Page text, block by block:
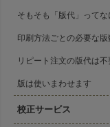
そもそも「版代」ってな
印刷方法ごとの必要な版
リピート注文の版代は不
版は使いまわせます
校正サービス